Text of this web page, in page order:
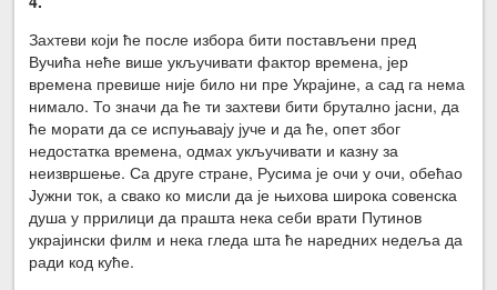
Захтеви који ће после избора бити постављени пред
Вучића неће више укључивати фактор времена, јер
времена превише није било ни пре Украјине, а сад га нема
нимало. То значи да ће ти захтеви бити брутално јасни, да
ће морати да се испуњавају јуче и да ће, опет због
недостатка времена, одмах укључивати и казну за
неизвршење. Са друге стране, Русима је очи у очи, обећао
Јужни ток, а свако ко мисли да је њихова широка совенска
душа у пррилици да прашта нека себи врати Путинов
украјински филм и нека гледа шта ће наредних недеља да
ради код куће.